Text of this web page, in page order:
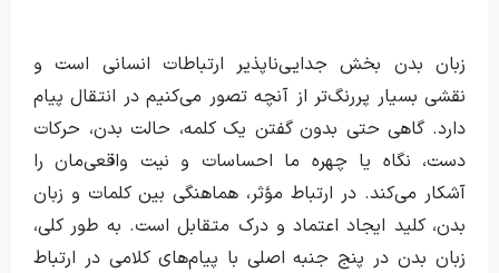
زبان بدن بخش جدایی‌ناپذیر ارتباطات انسانی است و
نقشی بسیار پررنگ‌تر از آنچه تصور می‌کنیم در انتقال پیام
دارد. گاهی حتی بدون گفتن یک کلمه، حالت بدن، حرکات
دست، نگاه یا چهره ما احساسات و نیت واقعی‌مان را
آشکار می‌کند. در ارتباط مؤثر، هماهنگی بین کلمات و زبان
بدن، کلید ایجاد اعتماد و درک متقابل است. به طور کلی،
زبان بدن در پنج جنبه اصلی با پیام‌های کلامی در ارتباط